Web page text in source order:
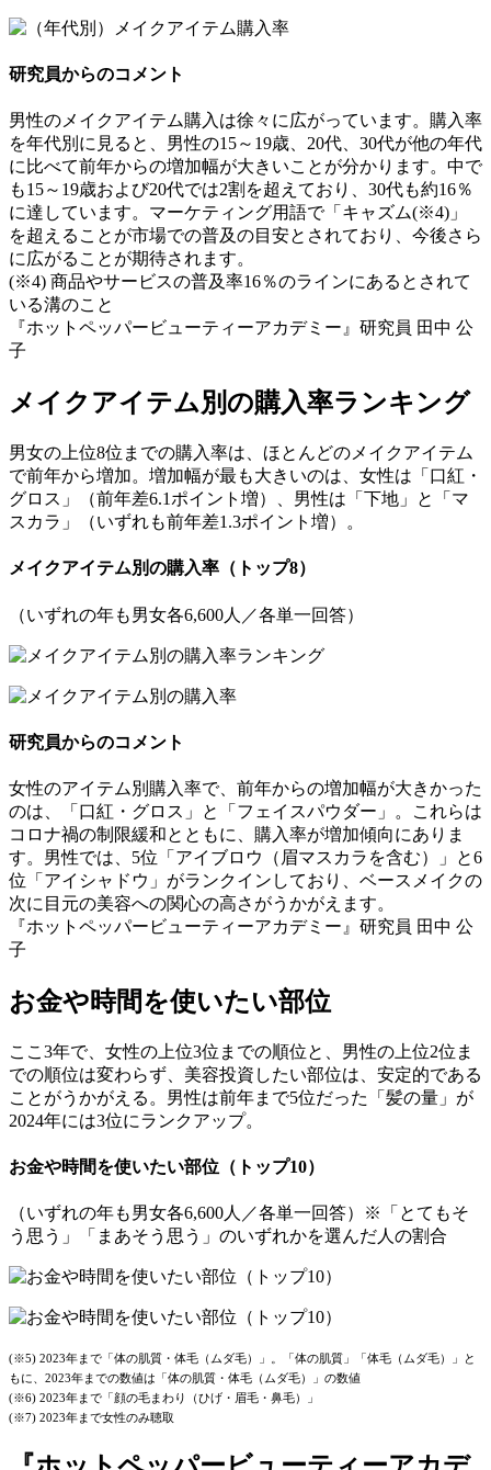
研究員からのコメント
男性のメイクアイテム購入は徐々に広がっています。購入率
を年代別に見ると、男性の15～19歳、20代、30代が他の年代
に比べて前年からの増加幅が大きいことが分かります。中で
も15～19歳および20代では2割を超えており、30代も約16％
に達しています。マーケティング用語で「キャズム(※4)」
を超えることが市場での普及の目安とされており、今後さら
に広がることが期待されます。
(※4) 商品やサービスの普及率16％のラインにあるとされて
いる溝のこと
『ホットペッパービューティーアカデミー』研究員 田中 公
子
メイクアイテム別の購入率ランキング
男女の上位8位までの購入率は、ほとんどのメイクアイテム
で前年から増加。増加幅が最も大きいのは、女性は「口紅・
グロス」（前年差6.1ポイント増）、男性は「下地」と「マ
スカラ」（いずれも前年差1.3ポイント増）。
メイクアイテム別の購入率（トップ8）
（いずれの年も男女各6,600人／各単一回答）
研究員からのコメント
女性のアイテム別購入率で、前年からの増加幅が大きかった
のは、「口紅・グロス」と「フェイスパウダー」。これらは
コロナ禍の制限緩和とともに、購入率が増加傾向にありま
す。男性では、5位「アイブロウ（眉マスカラを含む）」と6
位「アイシャドウ」がランクインしており、ベースメイクの
次に目元の美容への関心の高さがうかがえます。
『ホットペッパービューティーアカデミー』研究員 田中 公
子
お金や時間を使いたい部位
ここ3年で、女性の上位3位までの順位と、男性の上位2位ま
での順位は変わらず、美容投資したい部位は、安定的である
ことがうかがえる。男性は前年まで5位だった「髪の量」が
2024年には3位にランクアップ。
お金や時間を使いたい部位（トップ10）
（いずれの年も男女各6,600人／各単一回答）※「とてもそ
う思う」「まあそう思う」のいずれかを選んだ人の割合
(※5) 2023年まで「体の肌質・体毛（ムダ毛）」。「体の肌質」「体毛（ムダ毛）」と
もに、2023年までの数値は「体の肌質・体毛（ムダ毛）」の数値
(※6) 2023年まで「顔の毛まわり（ひげ・眉毛・鼻毛）」
(※7) 2023年まで女性のみ聴取